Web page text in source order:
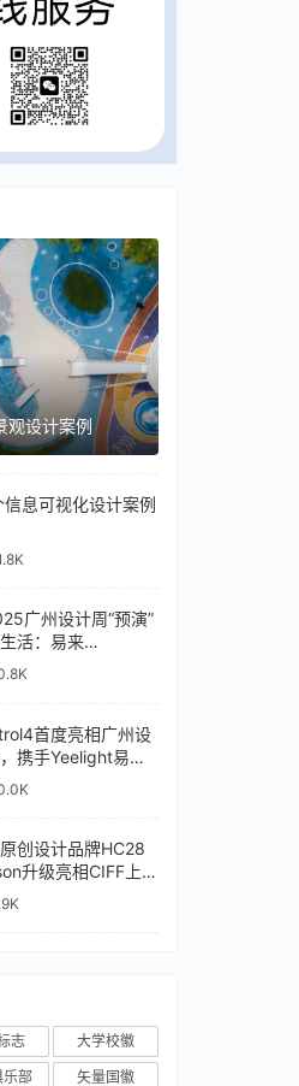
观设计案例
息可视化设计案例
广州设计周“预演”
活：易来
展位待您亲鉴
首度亮相广州设
携手Yeelight易来
土战略
创设计品牌HC28
升级亮相CIFF上
聚设计巨擘
志
大学校徽
乐部 矢量国徽